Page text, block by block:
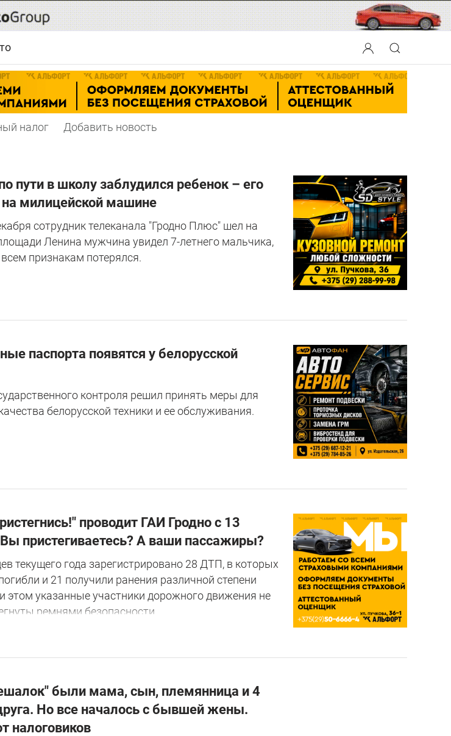
налог Добавить новость
пути в школу заблудился ребенок – его
на милицейской машине
сотрудник телеканала "Гродно Плюс" шел на
Ленина мужчина увидел 7-летнего мальчика,
признакам потерялся.
паспорта появятся у белорусской
контроля решил принять меры для
белорусской техники и ее обслуживания.
проводит ГАИ Гродно с 13
пристегиваетесь? А ваши пассажиры?
текущего года зарегистрировано 28 ДТП, в которых
и 21 получили ранения различной степени
этом указанные участники дорожного движения не
ремнями безопасности.
были мама, сын, племянница и 4
Но все началось с бывшей жены.
налоговиков